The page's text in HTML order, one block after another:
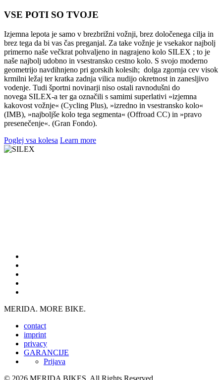
VSE POTI SO TVOJE
Izjemna lepota je samo v brezbrižni vožnji, brez določenega cilja in
brez tega da bi vas čas preganjal. Za take vožnje je vsekakor najbolj
primerno naše večkrat pohvaljeno in nagrajeno kolo SILEX ; to je
naše najbolj udobno in vsestransko cestno kolo. S svojo moderno
geometrijo navdihnjeno pri gorskih kolesih; dolga zgornja cev visok
krmilni ležaj ter kratka zadnja vilica nudijo okretnost in zanesljivo
vodenje. Tudi športni novinarji niso ostali ravnodušni do
novega SILEX-a ter ga označili s samimi superlativi »izjemna
kakovost vožnje« (Cycling Plus), »izredno in vsestransko kolo«
(IMB), »najboljše kolo tega segmenta« (Offroad CC) in »pravo
presenečenje«. (Gran Fondo).
Poglej vsa kolesa Learn more
MERIDA. MORE BIKE.
contact
imprint
privacy
GARANCIJE
Prijava
© 2026 MERIDA BIKES. All Rights Reserved.